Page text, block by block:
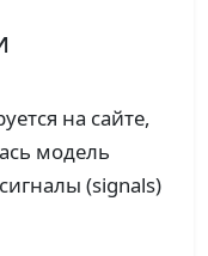
на сайте,
модель
(signals)